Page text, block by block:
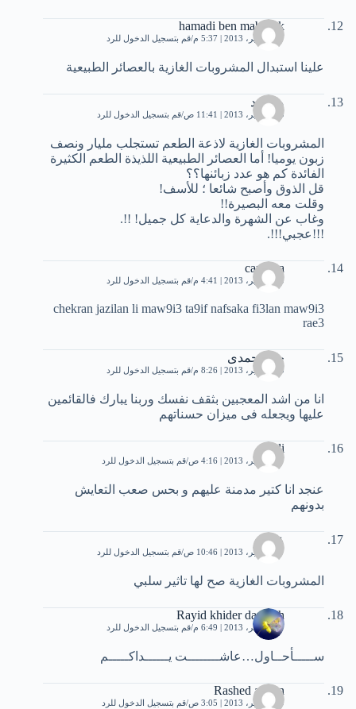
hamadi ben mabrouk
17 سبتمبر، 2013 | 5:37 م قم بتسجيل الدخول للرد
علينا استبدال المشروبات الغازية بالعصائر الطبيعية
محمود
19 سبتمبر، 2013 | 11:41 ص قم بتسجيل الدخول للرد
المشروبات الغازية لاذعة الطعم تستجلب مليار ونصف
زبون يوميا! أما العصائر الطبيعية اللذيذة الطعم الكثيرة
الفائدة كم هو عدد زبائنها؟؟
قل الذوق وأصبح شائعا ؛ للأسف!
وقلت معه البصيرة!!
وغاب عن الشهرة والدعاية كل جميل! !!.
!!!عجبي!!!.
carolina
20 سبتمبر، 2013 | 4:41 م قم بتسجيل الدخول للرد
chekran jazilan li maw9i3 ta9if nafsaka fi3lan maw9i3
rae3
جابر حمدى
20 سبتمبر، 2013 | 8:26 م قم بتسجيل الدخول للرد
انا من اشد المعجبين بثقف نفسك وربنا يبارك فالقائمين
عليها ويجعله فى ميزان حسناتهم
dodi
27 سبتمبر، 2013 | 4:16 ص قم بتسجيل الدخول للرد
عنجد انا كتير مدمنة عليهم و بحس صعب التعايش
بدونهم
عبا
27 سبتمبر، 2013 | 10:46 ص قم بتسجيل الدخول للرد
المشروبات الغازية صح لها تاثير سلبي
Rayid khider darwish
27 سبتمبر، 2013 | 6:49 م قم بتسجيل الدخول للرد
ســـــأحــاول…عاشــــــــت يــــــداكـــــم
Rashed adnan
29 سبتمبر، 2013 | 3:05 ص قم بتسجيل الدخول للرد